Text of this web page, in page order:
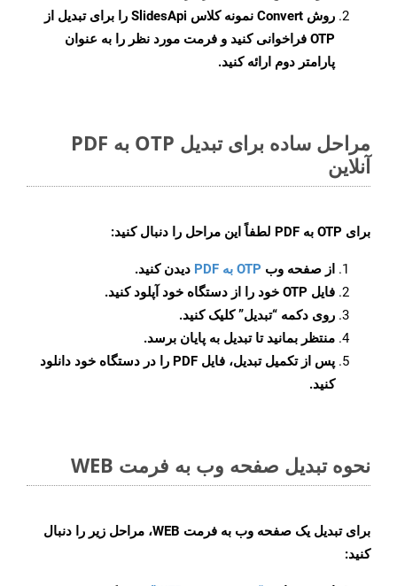
روش Convert
نمونه کلاس SlidesApi را برای تبدیل از
OTP فراخوانی کنید و فرمت مورد نظر را به عنوان
پارامتر دوم ارائه کنید.
مراحل ساده برای تبدیل OTP به PDF
آنلاین
برای OTP به PDF لطفاً این مراحل را دنبال کنید:
از صفحه وب OTP به PDF
دیدن کنید.
فایل OTP خود را از دستگاه خود آپلود کنید.
روی دکمه “تبدیل”کلیک کنید.
منتظر بمانید تا تبدیل به پایان برسد.
پس از تکمیل تبدیل، فایل PDF را در دستگاه خود دانلود
کنید.
نحوه تبدیل صفحه وب به فرمت WEB
برای تبدیل یک صفحه وب به فرمت WEB، مراحل زیر را دنبال
کنید: